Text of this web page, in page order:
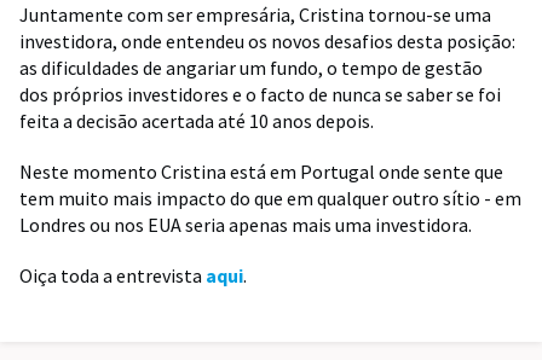
Juntamente com ser empresária, Cristina tornou-se uma
investidora, onde entendeu os novos desafios desta posição:
as dificuldades de angariar um fundo, o tempo de gestão
dos próprios investidores e o facto de nunca se saber se foi
feita a decisão acertada até 10 anos depois.
Neste momento Cristina está em Portugal onde sente que
tem muito mais impacto do que em qualquer outro sítio - em
Londres ou nos EUA seria apenas mais uma investidora.
Oiça toda a entrevista aqui.